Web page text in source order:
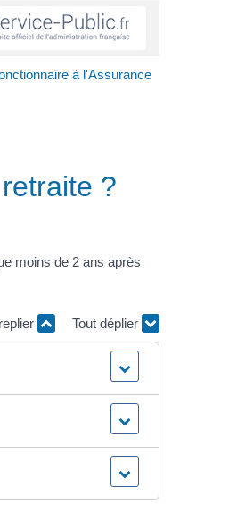
à l'Assurance
?
moins de 2 ans après
Tout déplier